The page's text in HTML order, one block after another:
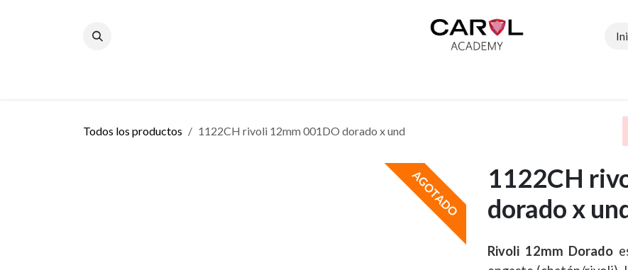
Todos los productos 1122CH rivoli 12mm 001DO dorado x und
AGOTADO
1122CH
dorado x
Rivoli 12mm Dorado